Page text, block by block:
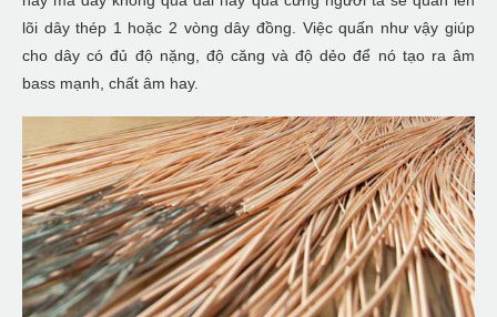
lõi dây thép 1 hoặc 2 vòng dây đồng. Việc quấn như vậy giúp
cho dây có đủ độ nặng, độ căng và độ dẻo để nó tạo ra âm
bass mạnh, chất âm hay.